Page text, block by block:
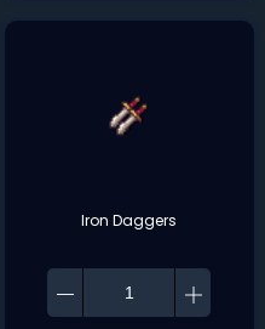
Iron Daggers